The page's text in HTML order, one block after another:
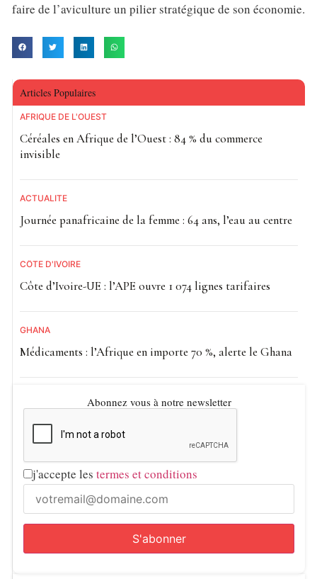
faire de l’aviculture un pilier stratégique de son économie.
Articles Populaires
AFRIQUE DE L'OUEST
Céréales en Afrique de l’Ouest : 84 % du commerce
invisible
ACTUALITE
Journée panafricaine de la femme : 64 ans, l’eau au centre
CÔTE D'IVOIRE
Côte d’Ivoire-UE : l’APE ouvre 1 074 lignes tarifaires
GHANA
Médicaments : l’Afrique en importe 70 %, alerte le Ghana
Abonnez vous à notre newsletter
j'accepte les termes et conditions